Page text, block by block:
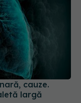
largă